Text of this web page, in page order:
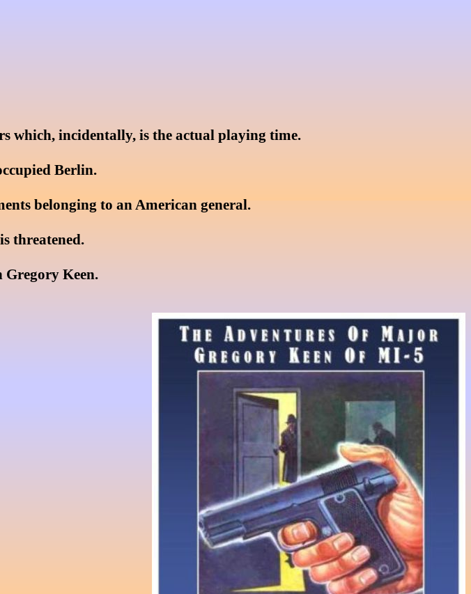
which, incidentally, is the actual playing time.
Berlin.
belonging to an American general.
threatened.
Keen.